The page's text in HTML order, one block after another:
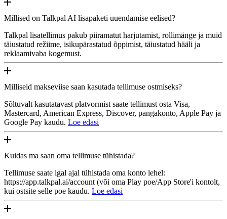
Millised on Talkpal AI lisapaketi uuendamise eelised?
Talkpal lisatellimus pakub piiramatut harjutamist, rollimänge ja muid
täiustatud režiime, isikupärastatud õppimist, täiustatud hääli ja
reklaamivaba kogemust.
Milliseid makseviise saan kasutada tellimuse ostmiseks?
Sõltuvalt kasutatavast platvormist saate tellimust osta Visa,
Mastercard, American Express, Discover, pangakonto, Apple Pay ja
Google Pay kaudu. Loe edasi
Kuidas ma saan oma tellimuse tühistada?
Tellimuse saate igal ajal tühistada oma konto lehel:
https://app.talkpal.ai/account (või oma Play poe/App Store'i kontolt,
kui ostsite selle poe kaudu. Loe edasi